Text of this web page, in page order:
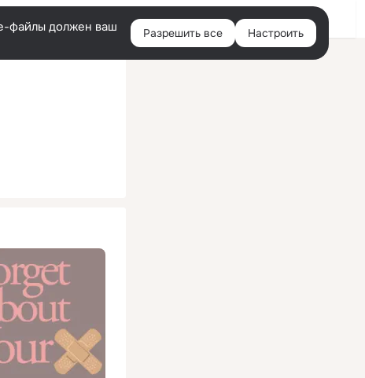
Войти
файлы должен ваш
Разрешить все Настроить